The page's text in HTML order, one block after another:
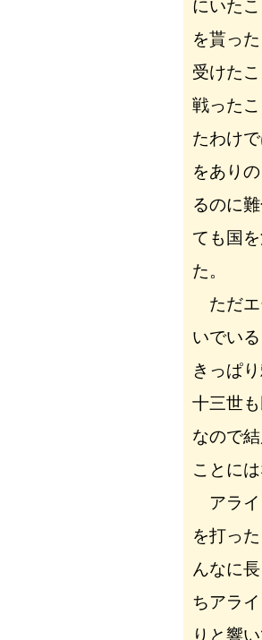
にいた
を貰っ
受けた
戦った
たわけ
をあり
るのに
ても国
た。
ただエ
いでい
きっぱ
十三世
なので
ことには
アライ
を打っ
んなに
ちアラ
りと響